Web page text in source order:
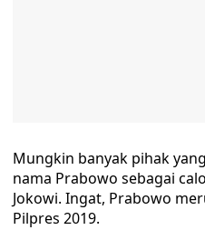
Mungkin banyak pihak
nama Prabowo sebagai
Jokowi. Ingat, Prabowo
Pilpres 2019.